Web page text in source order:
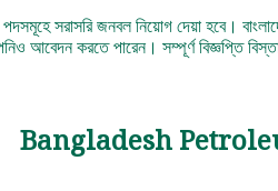
সরাসরি জনবল নিয়োগ দেয়া হবে।
করতে পারেন। সম্পূর্ণ বিজ্ঞপ্তি
Bangladesh